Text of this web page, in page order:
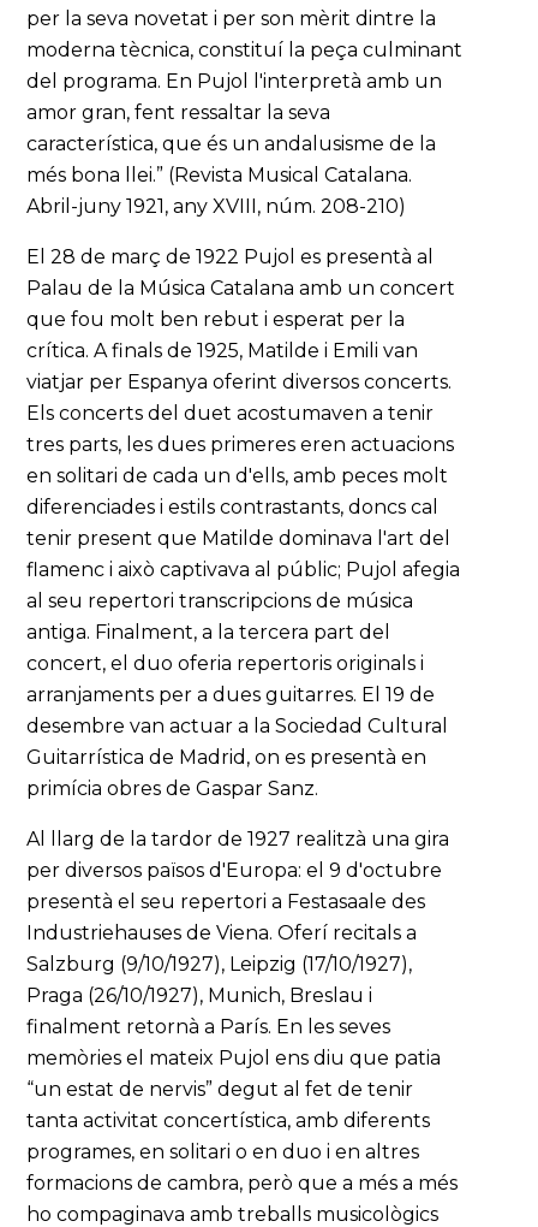
per la seva novetat i per son mèrit dintre la
moderna tècnica, constituí la peça culminant
del programa. En Pujol l'interpretà amb un
amor gran, fent ressaltar la seva
característica, que és un andalusisme de la
més bona llei.” (Revista Musical Catalana.
Abril-juny 1921, any XVIII, núm. 208-210)
El 28 de març de 1922 Pujol es presentà al
Palau de la Música Catalana amb un concert
que fou molt ben rebut i esperat per la
crítica. A finals de 1925, Matilde i Emili van
viatjar per Espanya oferint diversos concerts.
Els concerts del duet acostumaven a tenir
tres parts, les dues primeres eren actuacions
en solitari de cada un d'ells, amb peces molt
diferenciades i estils contrastants, doncs cal
tenir present que Matilde dominava l'art del
flamenc i això captivava al públic; Pujol afegia
al seu repertori transcripcions de música
antiga. Finalment, a la tercera part del
concert, el duo oferia repertoris originals i
arranjaments per a dues guitarres. El 19 de
desembre van actuar a la Sociedad Cultural
Guitarrística de Madrid, on es presentà en
primícia obres de Gaspar Sanz.
Al llarg de la tardor de 1927 realitzà una gira
per diversos països d'Europa: el 9 d'octubre
presentà el seu repertori a Festasaale des
Industriehauses de Viena. Oferí recitals a
Salzburg (9/10/1927), Leipzig (17/10/1927),
Praga (26/10/1927), Munich, Breslau i
finalment retornà a París. En les seves
memòries el mateix Pujol ens diu que patia
“un estat de nervis” degut al fet de tenir
tanta activitat concertística, amb diferents
programes, en solitari o en duo i en altres
formacions de cambra, però que a més a més
ho compaginava amb treballs musicològics